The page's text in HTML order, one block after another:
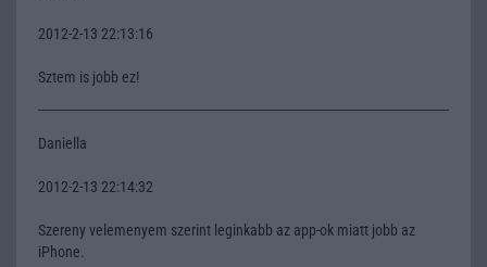
2012-2-13 22:13:16
Sztem is jobb ez!
Daniella
2012-2-13 22:14:32
Szereny velemenyem szerint leginkabb az app-ok miatt jobb az
iPhone.